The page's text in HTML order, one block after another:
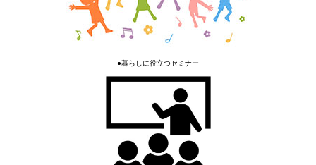
●暮らしに役立つセミナー